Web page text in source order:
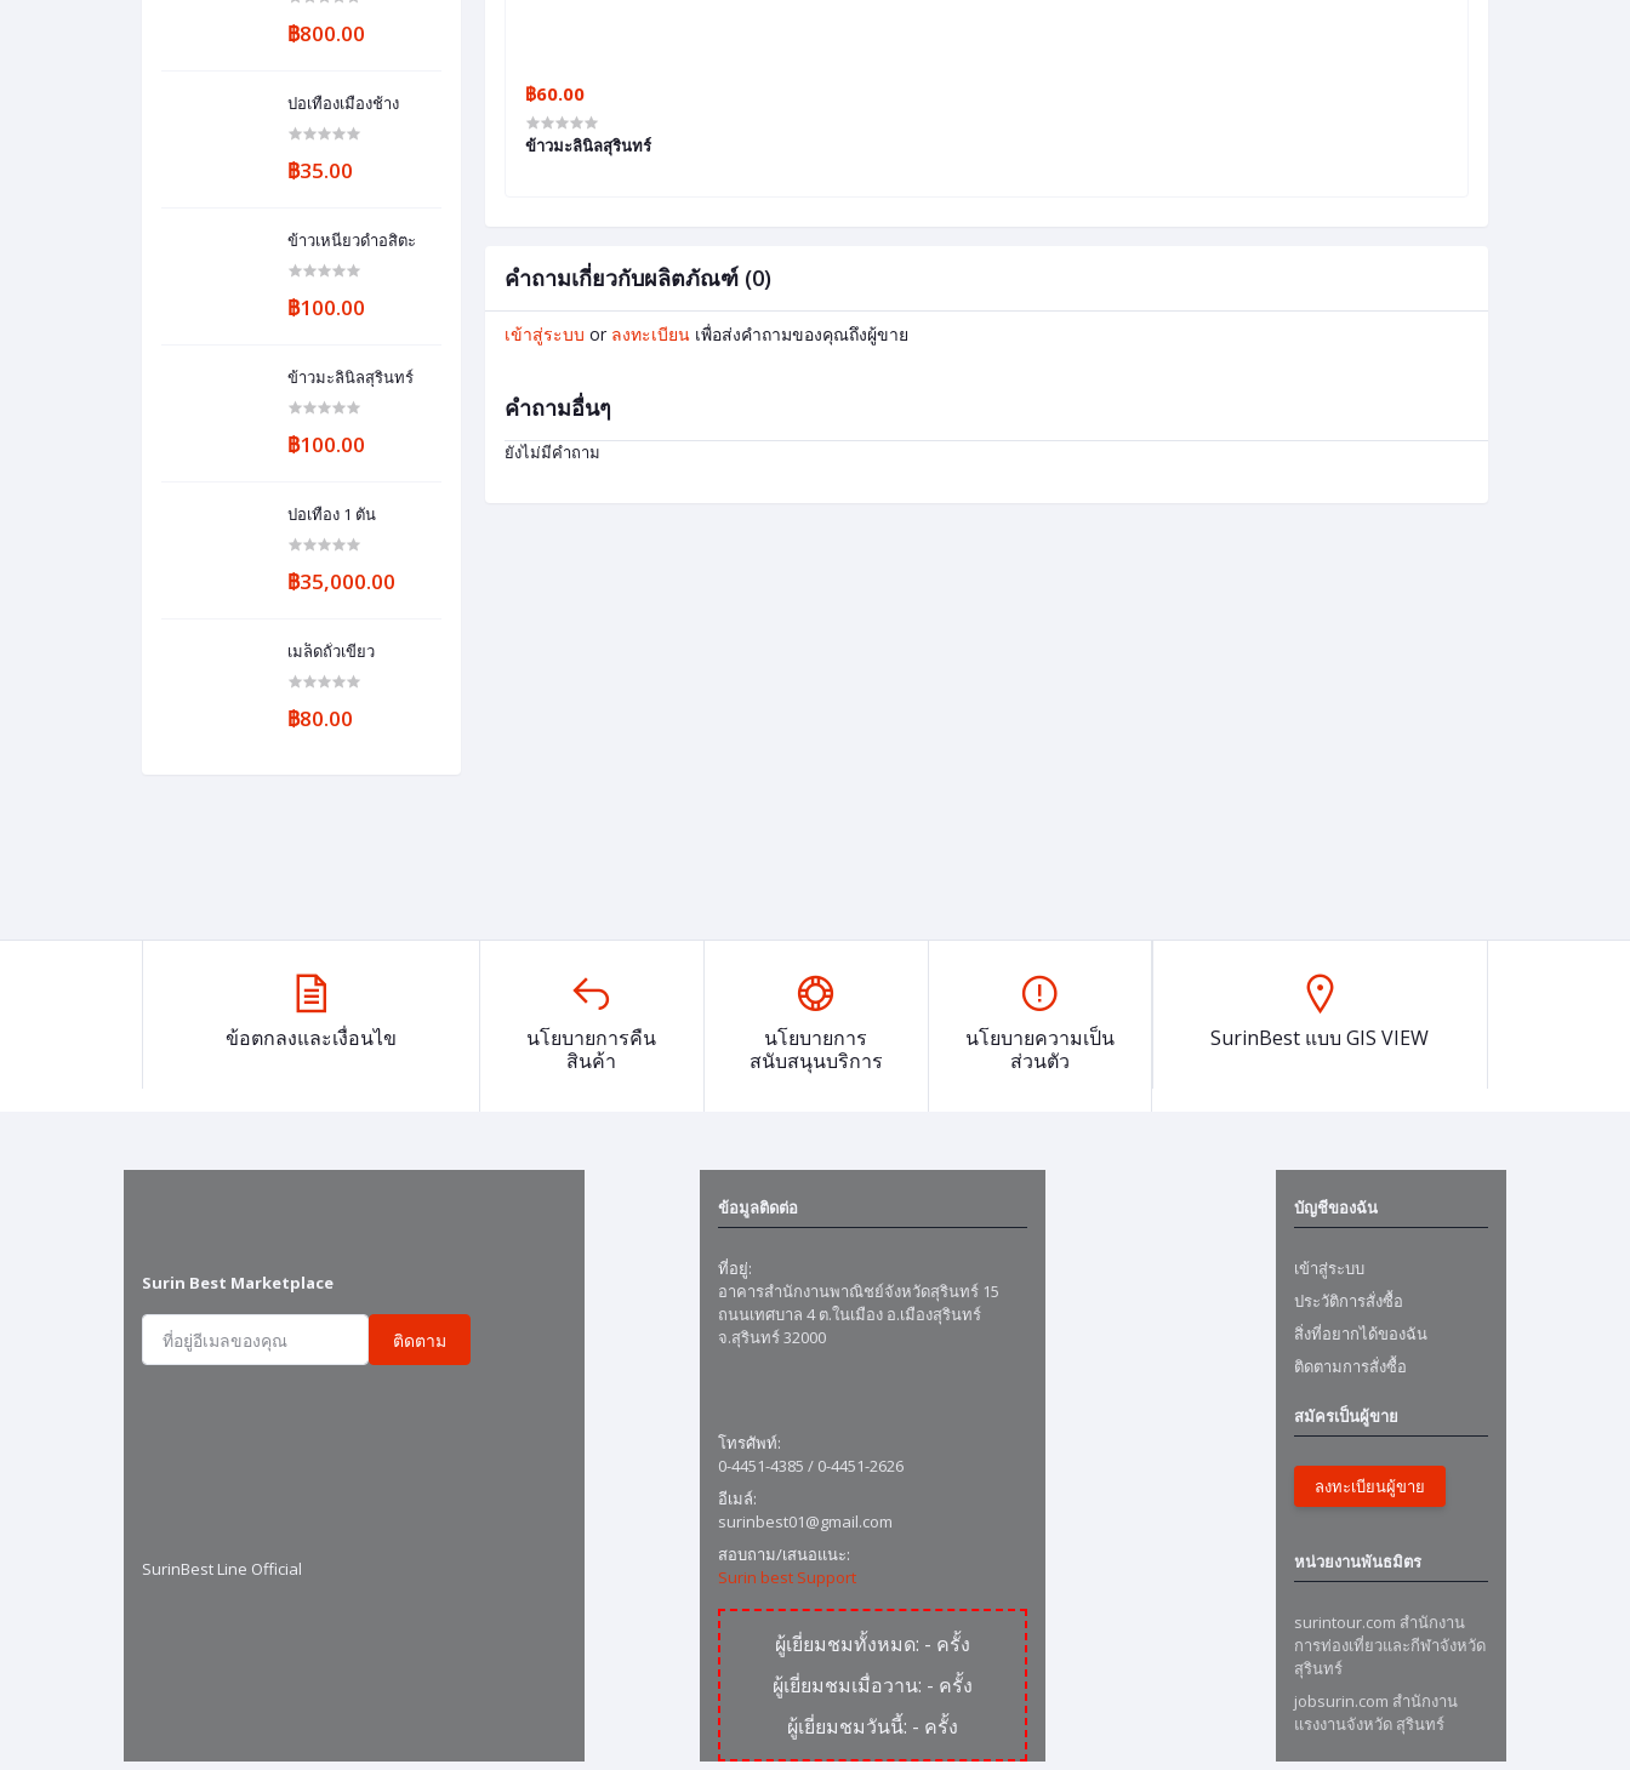
฿800.00
ปอเทืองเมืองช้าง
฿35.00
ข้าวเหนียวดำอสิตะ
฿100.00
ข้าวมะลินิลสุรินทร์
฿100.00
ปอเทือง 1 ตัน
฿35,000.00
เมล็ดถั่วเขียว
฿80.00
฿60.00
ข้าวมะลินิลสุรินทร์
คำถามเกี่ยวกับผลิตภัณฑ์ (0)
เข้าสู่ระบบ or ลงทะเบียน เพื่อส่งคำถามของคุณถึงผู้ขาย
คำถามอื่นๆ
ยังไม่มีคำถาม
ข้อตกลงและเงื่อนไข
นโยบายการคืน
สินค้า
นโยบายการ
สนับสนุนบริการ
นโยบายความเป็น
ส่วนตัว
SurinBest แบบ GIS VIEW
Surin Best Marketplace
ติดตาม
SurinBest Line Official
ข้อมูลติดต่อ
ที่อยู่:
อาคารสำนักงานพาณิชย์จังหวัดสุรินทร์ 15
ถนนเทศบาล 4 ต.ในเมือง อ.เมืองสุรินทร์
จ.สุรินทร์ 32000
โทรศัพท์:
0-4451-4385 / 0-4451-2626
อีเมล์:
surinbest01@gmail.com
สอบถาม/เสนอแนะ:
Surin best Support
ผู้เยี่ยมชมทั้งหมด: - ครั้ง
ผู้เยี่ยมชมเมื่อวาน: - ครั้ง
ผู้เยี่ยมชมวันนี้: - ครั้ง
บัญชีของฉัน
เข้าสู่ระบบ
ประวัติการสั่งซื้อ
สิ่งที่อยากได้ของฉัน
ติดตามการสั่งซื้อ
สมัครเป็นผู้ขาย
ลงทะเบียนผู้ขาย
หน่วยงานพันธมิตร
surintour.com สำนักงาน
การท่องเที่ยวและกีฬาจังหวัด
สุรินทร์
jobsurin.com สำนักงาน
แรงงานจังหวัด สุรินทร์